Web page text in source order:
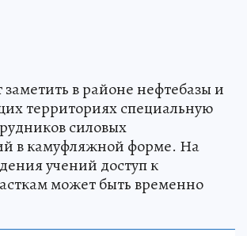
в районе нефтебазы и
территориях специальную
силовых
в камуфляжной форме. На
учений доступ к
может быть временно